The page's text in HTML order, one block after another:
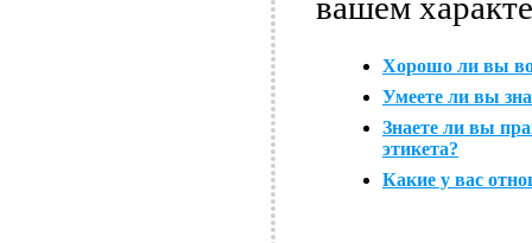
Хорошо ли вы
Умеете ли вы
Знаете ли вы
этикета?
Какие у вас